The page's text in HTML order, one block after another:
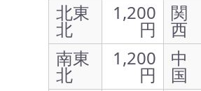
北東
北
1,200
円
関
西
南東
北
1,200
円
中
国